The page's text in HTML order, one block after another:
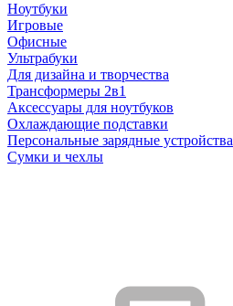
Ноутбуки
Игровые
Офисные
Ультрабуки
Для дизайна и творчества
Трансформеры 2в1
Аксессуары для ноутбуков
Охлаждающие подставки
Персональные зарядные устройства
Сумки и чехлы